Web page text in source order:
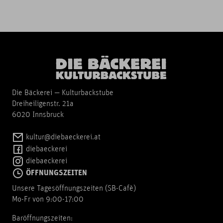
Die Bäckerei — Kulturbackstube
Dreiheiligenstr. 21a
6020 Innsbruck
kultur@diebaeckerei.at
diebaeckerei
diebaeckerei
ÖFFNUNGSZEITEN
Unsere Tagesöffnungszeiten (SB-Cafè)
Mo-Fr von 9:00-17:00
Baröffnungszeiten: